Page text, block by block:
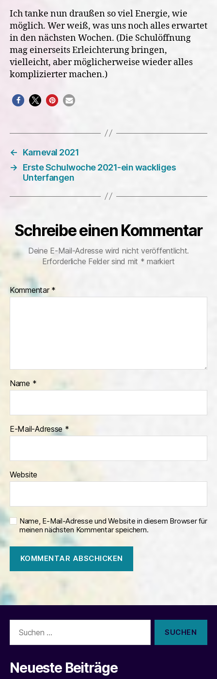
Ich tanke nun draußen so viel Energie, wie
möglich. Wer weiß, was uns noch alles erwartet
in den nächsten Wochen. (Die Schulöffnung
mag einerseits Erleichterung bringen,
vielleicht, aber möglicherweise wieder alles
komplizierter machen.)
←
Karneval 2021
→
Erste Schulwoche 2021-ein wackliges
Unterfangen
Schreibe einen Kommentar
Deine E-Mail-Adresse wird nicht veröffentlicht.
Erforderliche Felder sind mit * markiert
Kommentar *
Name *
E-Mail-Adresse *
Website
Name, E-Mail-Adresse und Website in diesem Browser für
meinen nächsten Kommentar speichern.
nach:
Neueste Beiträge